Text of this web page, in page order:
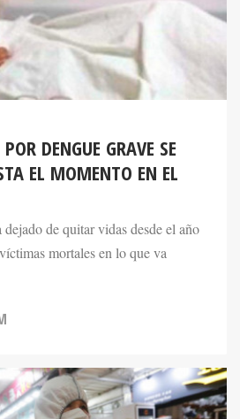
DENGUE GRAVE SE
EL MOMENTO EN EL
de quitar vidas desde el año
mortales en lo que va